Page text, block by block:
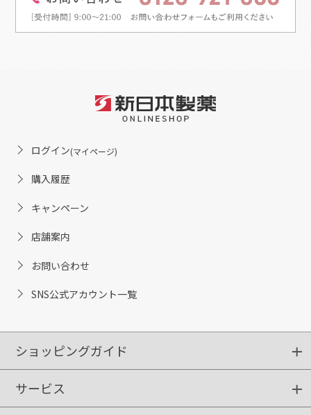
ログイン(マイページ)
購入履歴
キャンペーン
店舗案内
お問い合わせ
SNS公式アカウント一覧
ショッピングガイド
ショッピングガイド
ご注文方法
送料・配送
クーポンご利用方法
サービス